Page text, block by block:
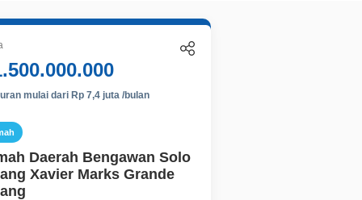
mulai dari Rp 7,4 juta /bulan
Daerah Bengawan Solo
Xavier Marks Grande